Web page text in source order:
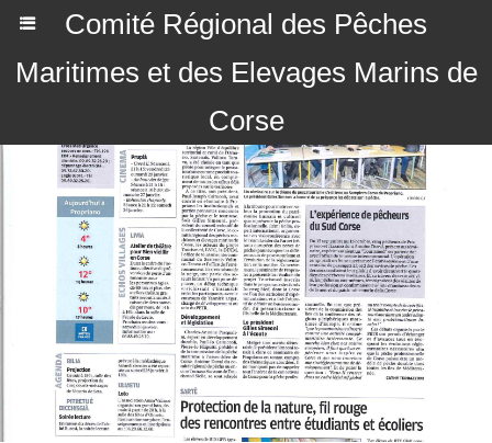
Comité Régional des Pêches
Maritimes et des Elevages Marins de
Corse